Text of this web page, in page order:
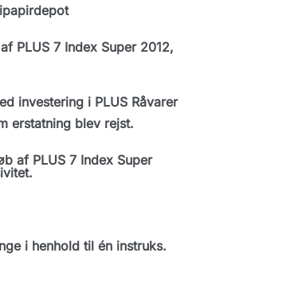
PLUS 7 Index Super 2012,
investering i PLUS Råvarer
erstatning blev rejst.
af PLUS 7 Index Super
i henhold til én instruks.